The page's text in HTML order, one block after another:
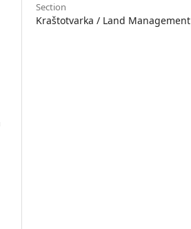
Section
Kraštotvarka / Land Management